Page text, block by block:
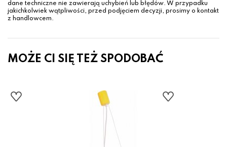
dane techniczne nie zawierają uchybień lub błędów. W przypadku
jakichkolwiek wątpliwości, przed podjęciem decyzji, prosimy o kontakt
z handlowcem.
MOŻE CI SIĘ TEŻ SPODOBAĆ